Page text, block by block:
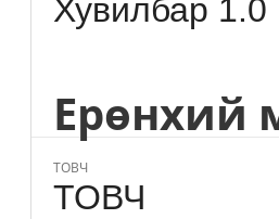
Хувилбар 1.0
Ерөнхий
ТОВЧ
ТОВЧ